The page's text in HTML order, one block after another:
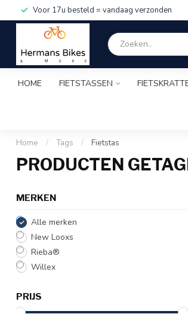
Voor 17u besteld = vandaag verzonden
HOME FIETSTASSEN
Home / Tags / Fietstas
PRODUCTEN
MERKEN
Alle merken
New Looxs
Rieba®
Willex
PRIJS